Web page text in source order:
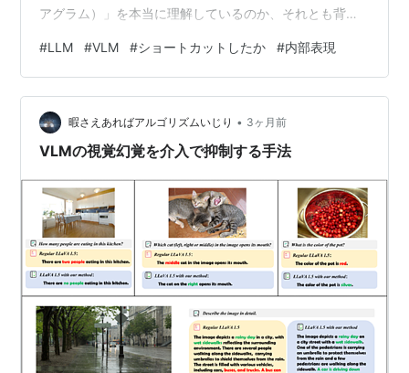
アグラム）」を本当に理解しているのか、それとも背景
らかにしようとしています。 図表（diagram）は、記
号・形状・空間配置などで情報を伝える「視覚言語」で
あり、LVLMにとっては非常に難しい入力です。 しか
し、既存の評価ではLVLMが図表理解タスクで高い性能を
示しているように見えるため、**「本当に図表を理解し
#LLM #VLM #ショートカットしたか #内部表現
暇さえあればアルゴリズムいじり • 3ヶ月前
VLMの視覚幻覚を介入で抑制する手法